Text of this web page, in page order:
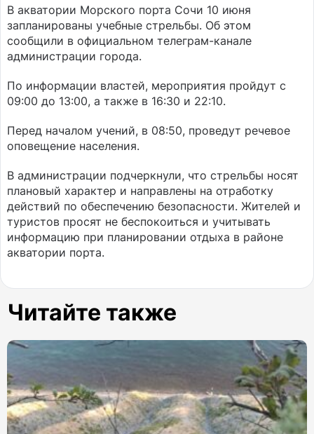
В акватории Морского порта Сочи 10 июня
запланированы учебные стрельбы. Об этом
сообщили в официальном телеграм-канале
администрации города.
По информации властей, мероприятия пройдут с
09:00 до 13:00, а также в 16:30 и 22:10.
Перед началом учений, в 08:50, проведут речевое
оповещение населения.
В администрации подчеркнули, что стрельбы носят
плановый характер и направлены на отработку
действий по обеспечению безопасности. Жителей и
туристов просят не беспокоиться и учитывать
информацию при планировании отдыха в районе
акватории порта.
Читайте также